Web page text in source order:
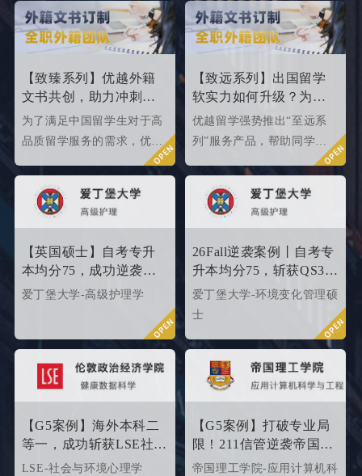
章为大家盘点英国top 10名
校2024年申请条件，给正在
准备25fall硕士申请的同学
家盘点一下25fallQS前50-
000内英国院校的申请条件
如何。
【致臻系列】优越外籍
文书共创，助力冲刺世
界名校硕士offer！
为了满足中国留学生对于高
品质留学服务的需求，优越
留学推出了更适合世界名校
服务产品。该留学服务产品
以外籍文书高端定制为核
新等留学多地域，包含本科/
在帮助更多学生拿下理想院
门，从外籍文书高端定制开
始！
【致远系列】出国留学
软实力如何升级？为
2026/2027fall冲刺度身定
制！
优越留学强势推出“至远系
列”服务产品，帮助同学们
【英国硕士】自考专升
本均分75，成功逆袭
QS34爱丁堡高级护理硕
爱丁堡大学-高级护理学
26Fall逆袭案例丨自考专
升本均分75，斩获QS35
爱丁堡高级护理硕士！
爱丁堡大学-环境变化管理硕
士
【G5案例】海外本科二
等一，成功斩获LSE社会
与环境心理学硕士
LSE-社会与环境心理学
【G5案例】打破专业局
限！211信管逆袭帝国理
工G5硬核计算机专业
帝国理工学院-应用计算机科